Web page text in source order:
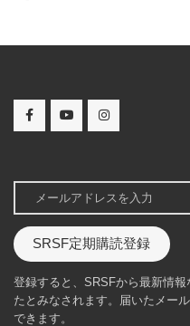
SRSF定期購読登録
登録すると、SRSFから最新情
たとみなされます。届いたメー
できます。